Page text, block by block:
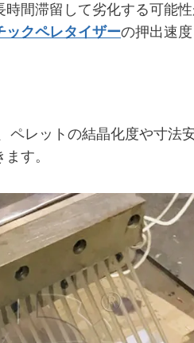
間滞留して劣化する可能性
ックペレタイザーの押出速
ペレットの結晶化度や寸法
す。